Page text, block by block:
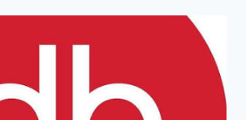
BEAULNE
FORCES
SUPPORT
BUSINESSES